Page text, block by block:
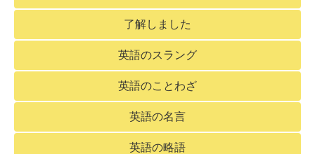
了解しました
英語のスラング
英語のことわざ
英語の名言
英語の略語